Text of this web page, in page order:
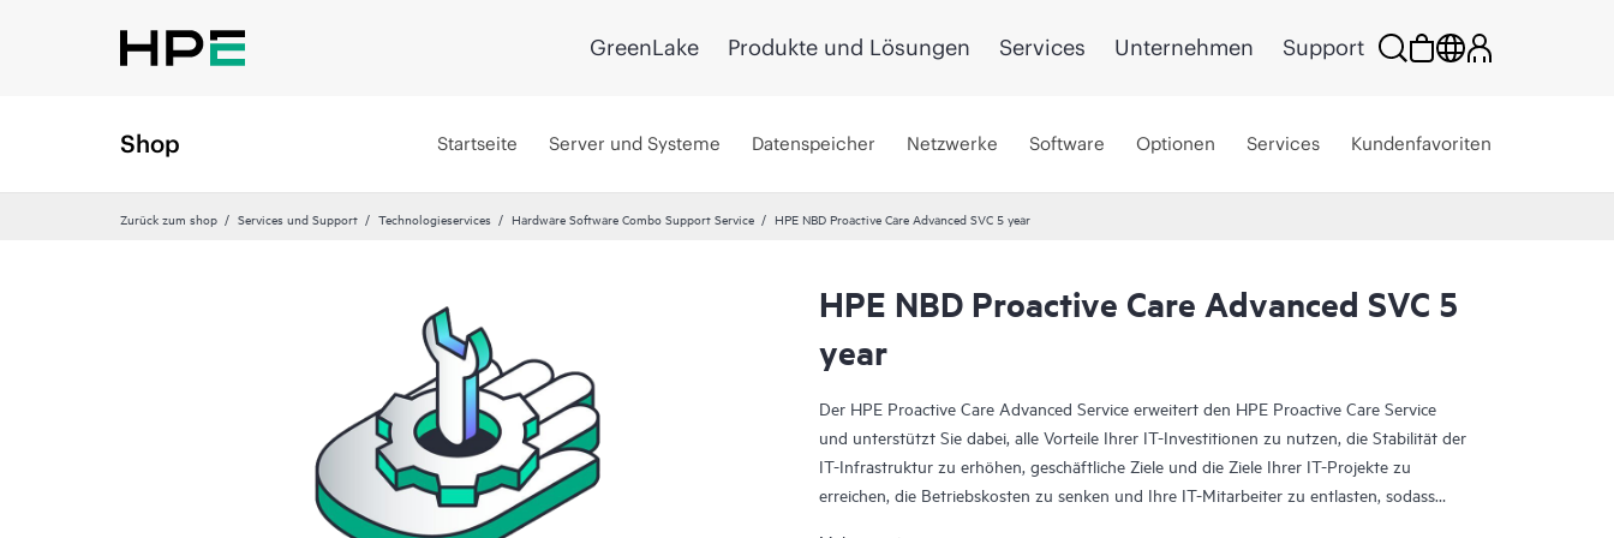
GreenLake Produkte und Lösungen Services Unternehmen Support
Shop Startseite Server und Systeme Datenspeicher Netzwerke Software Optionen Services Kundenfavoriten
Zurück zum shop Services und Support Technologieservices Hardware Software Combo Support Service HPE NBD Proactive Care Advanced SVC 5 year
HPE NBD Proactive Care Advanced SVC 5
year
Der HPE Proactive Care Advanced Service erweitert den HPE Proactive Care Service
und unterstützt Sie dabei, alle Vorteile Ihrer IT-Investitionen zu nutzen, die Stabilität der
IT-Infrastruktur zu erhöhen, geschäftliche Ziele und die Ziele Ihrer IT-Projekte zu
erreichen, die Betriebskosten zu senken und Ihre IT-Mitarbeiter zu entlasten, sodass